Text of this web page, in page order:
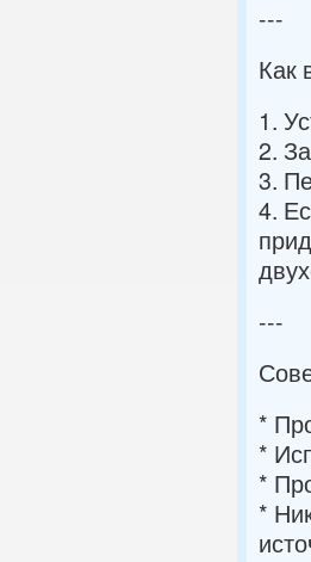
---
Как
1.
2.
3.
4.
---
*
*
*
*